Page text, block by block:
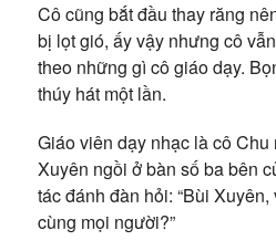
Cô cũng bắt đầu thay răng
bị lọt gió, ấy vậy nhưng cô
theo những gì cô giáo dạy.
thúy hát một lần.
Giáo viên dạy nhạc là cô
Xuyên ngồi ở bàn số ba bên
tác đánh đàn hỏi: “Bùi
cùng mọi người?”